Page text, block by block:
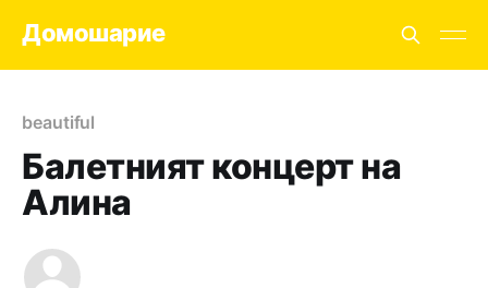
Домошарие
beautiful
Балетният концерт на
Алина